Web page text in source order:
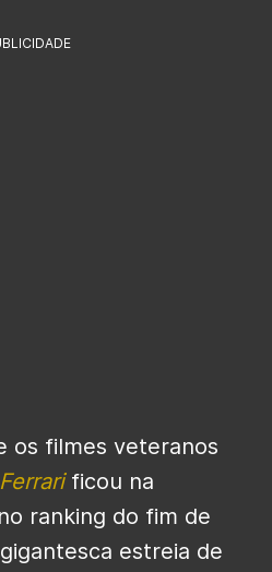
os filmes veteranos
ficou na
ranking do fim de
estreia de